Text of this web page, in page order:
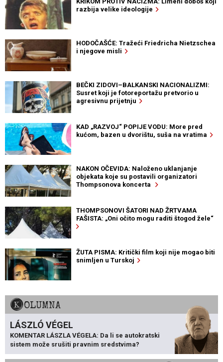
razbija velike ideologije
HODOČAŠĆE: Tražeći Friedricha Nietzschea
i njegove misli
BEČKI ZIDOVI–BALKANSKI NACIONALIZMI:
Susret koji je fotoreportažu pretvorio u
agresivnu prijetnju
KAD „RAZVOJ“ POPIJE VODU: More pred
kućom, bazen u dvorištu, suša na vratima
NAKON OČEVIDA: Naloženo uklanjanje
objekata koje su postavili organizatori
Thompsonova koncerta
THOMPSONOVI ŠATORI NAD ŽRTVAMA
FAŠISTA: „Oni očito mogu raditi štogod žele“
ŽUTA PISMA: Kritički film koji nije mogao biti
snimljen u Turskoj
KOLUMNA
LÁSZLÓ VÉGEL
KOMENTAR LÁSZLA VÉGELA: Da li se autokratski
sistem može srušiti pravnim sredstvima?